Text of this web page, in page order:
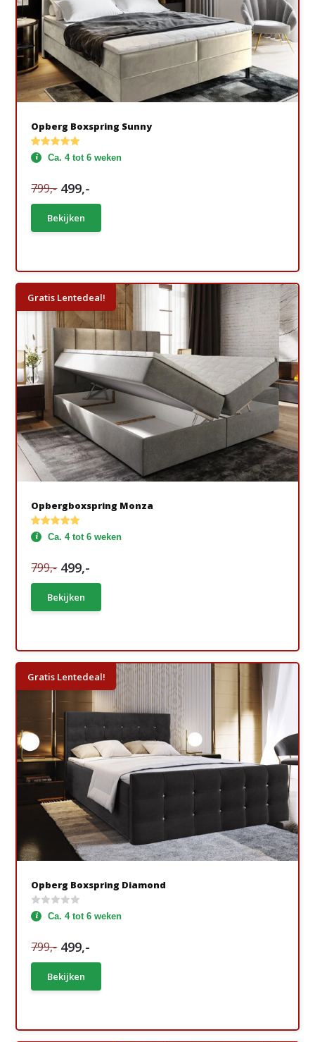
Opberg Boxspring Sunny
Ca. 4 tot 6 weken
799,- 499,-
Bekijken
Gratis Lentedeal!
Opbergboxspring Monza
Ca. 4 tot 6 weken
799,- 499,-
Bekijken
Gratis Lentedeal!
Opberg Boxspring Diamond
Ca. 4 tot 6 weken
799,- 499,-
Bekijken